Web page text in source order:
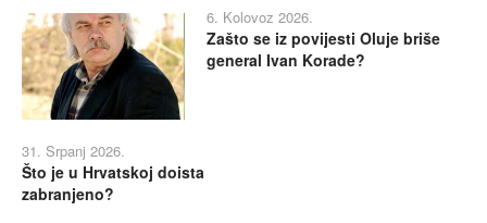
6. Kolovoz 2026.
Zašto se iz povijesti Oluje briše
general Ivan Korade?
31. Srpanj 2026.
Što je u Hrvatskoj doista
zabranjeno?